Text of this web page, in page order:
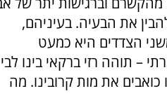
את הבעיה. בעיניהם,
הצדדים היא כמעט
– תוהה רזי ברקאי בינו
כואבים את מות קרובינו. מה